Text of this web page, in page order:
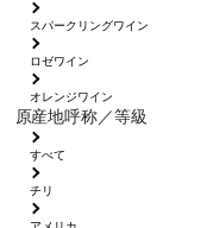
スパークリングワイン
ロゼワイン
オレンジワイン
原産地呼称／等級
すべて
チリ